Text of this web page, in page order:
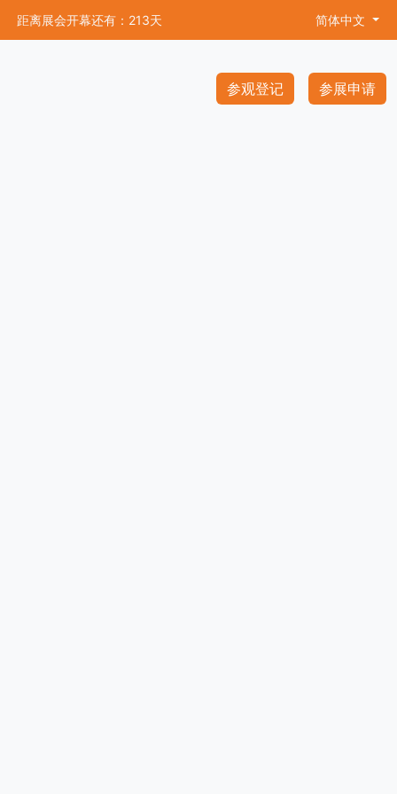
距离展会开幕还有：213天 简体中文
参观登记 参展申请